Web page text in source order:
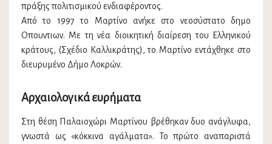
πράξης πολιτισμικού ενδιαφέροντος.
Από το 1997 το Μαρτίνο ανήκε στο νεοσύστατο δημο
Οπουντιων. Με τη νέα διοικητική διαίρεση του Ελληνικού
κράτους, (Σχέδιο Καλλικράτης), το Μαρτίνο εντάχθηκε στο
διευρυμένο Δήμο Λοκρών.
Αρχαιολογικά ευρήματα
Στη θέση Παλαιοχώρι Μαρτίνου βρέθηκαν δυο ανάγλυφα,
γνωστά ως «κόκκινα αγάλματα». Το πρώτο αναπαριστά